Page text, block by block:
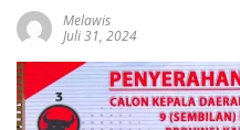
Melawis
Juli 31, 2024